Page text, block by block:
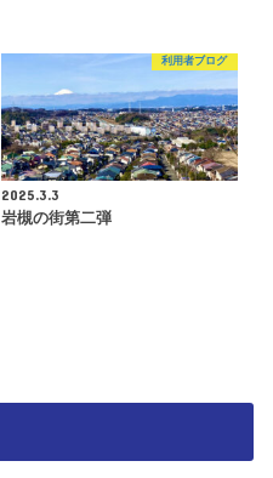
利用者ブログ
2025.3.3
岩槻の街第二弾